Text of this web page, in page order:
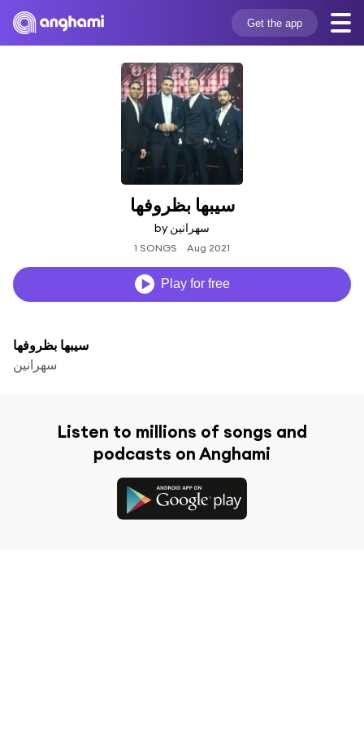
Get the app
سيبها بظروفها
by سهرانين
1 SONGS Aug 2021
Play for free
سيبها بظروفها
سهرانين
Listen to millions of songs and
podcasts on Anghami